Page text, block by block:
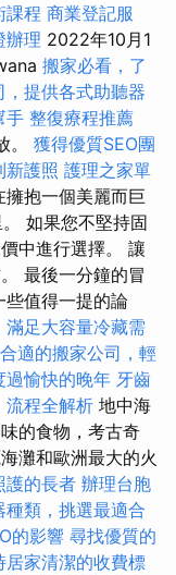
課程 商業登記服
辦理 2022年10月1
搬家必看，了
，提供各式助聽器
手 整復療程推薦
。 獲得優質SEO團
新護照 護理之家單
擁抱一個美麗而巨
如果您不堅持固
中進行選擇。 讓
最後一分鐘的冒
些值得一提的論
滿足大容量冷藏需
適的搬家公司，輕
過愉快的晚年 牙齒
流程全解析 地中海
的食物，考古奇
灘和歐洲最大的火
護的長者 辦理台胞
種類，挑選最適合
的影響 尋找優質的
居家清潔的收費標